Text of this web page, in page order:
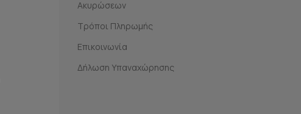
Ακυρώσεων
Τρόποι Πληρωμής
Επικοινωνία
Δήλωση Υπαναχώρησης